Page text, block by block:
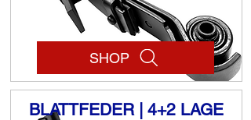
SHOP
BLATTFEDER | 4+2 LAGE